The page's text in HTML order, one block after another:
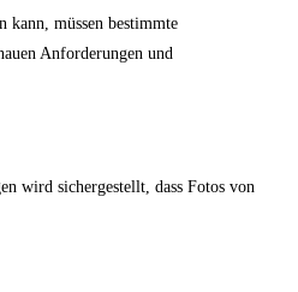
kann, müssen bestimmte
Anforderungen und
wird sichergestellt, dass Fotos von